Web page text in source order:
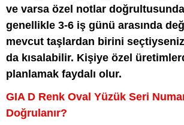
ve varsa özel notlar
genellikle 3-6 iş günü arasında
mevcut taşlardan birini
da kısalabilir. Kişiye özel
planlamak faydalı olur.
GIA D Renk Oval Yüzük Seri
Doğrulanır?